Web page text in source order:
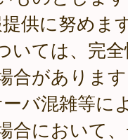
供に努めま
いては、完
合がありま
バ混雑等に
合において